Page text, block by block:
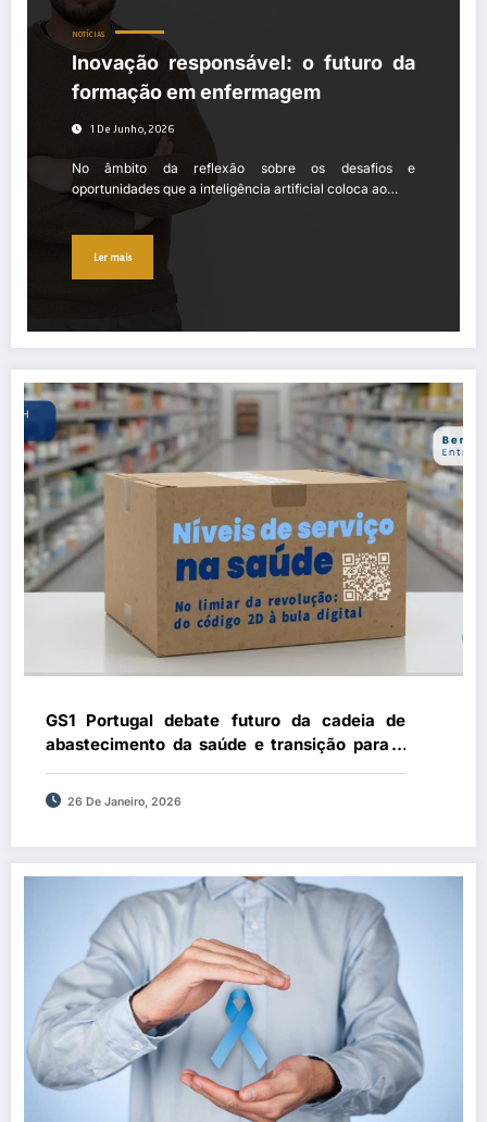
NOTÍCIAS
Inovação responsável: o futuro da
formação em enfermagem
1 De Junho, 2026
No âmbito da reflexão sobre os desafios e
oportunidades que a inteligência artificial coloca ao…
Ler mais
GS1 Portugal debate futuro da cadeia de
abastecimento da saúde e transição para a
bula digital
26 De Janeiro, 2026